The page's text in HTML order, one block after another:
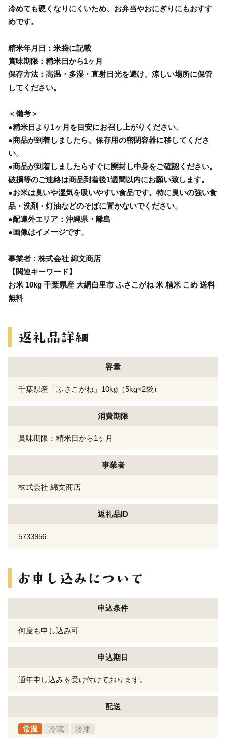
冷めても硬くなりにくいため、お弁当やおにぎりにもおすす
めです。
精米年月日：米袋に記載
賞味期限：精米日から1ヶ月
保存方法：高温・多湿・直射日光を避け、涼しい場所に保管
してください。
＜備考＞
●精米日より1ヶ月を目安にお召し上がりください。
●商品が到着しましたら、保存用の密閉容器に移してくださ
い。
●商品が到着しましたらすぐに開封し中身をご確認ください。
破損等のご連絡は商品到着後1週間以内にお願い致します。
●お米は臭いや湿気を吸いやすい食品です。特に臭いの強い食
品・洗剤・灯油などのそばに置かないでください。
●配達外エリア：沖縄県・離島
●画像はイメージです。
事業者：株式会社 綿文商店
【関連キーワード】
お米 10kg 千葉県産 大網白里市 ふさこがね 米 精米 こめ 送料
無料
容量
千葉県産「ふさこがね」10kg（5kg×2袋）
消費期限
賞味期限：精米日から1ヶ月
事業者
株式会社 綿文商店
返礼品ID
5733956
申込条件
何度も申し込み可
申込期日
通年申し込みを受け付けております。
配送
常温 冷蔵 冷凍